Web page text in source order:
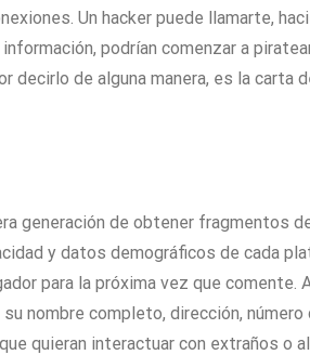
Un hacker puede llamarte,
podrían comenzar a
de alguna manera, es la carta
generación de obtener fragmentos
y datos demográficos de cada
para la próxima vez que comente.
nombre completo, dirección,
quieran interactuar con extraños o